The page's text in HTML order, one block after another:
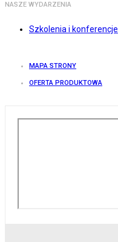
NASZE WYDARZENIA
Szkolenia i konferencje
MAPA STRONY
OFERTA PRODUKTOWA